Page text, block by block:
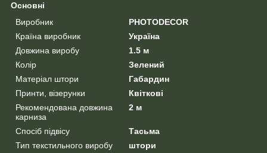
Основні
Виробник
PHOTODECOR
Країна виробник
Україна
Довжина виробу
1.5 м
Колір
Зелений
Матеріал штори
Габардин
Принти, візерунки
Квіткові
Рекомендована довжина
карниза
2 м
Спосіб підвісу
Тасьма
Тип текстильного виробу
штори